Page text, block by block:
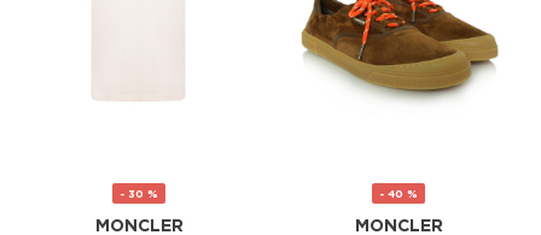
- 30 %
MONCLER
- 40 %
MONCLER